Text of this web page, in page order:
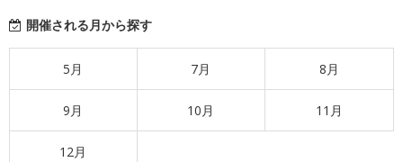
開催される月から探す
5月 7月 8月
9月 10月 11月
12月